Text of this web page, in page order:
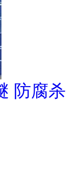
防腐杀